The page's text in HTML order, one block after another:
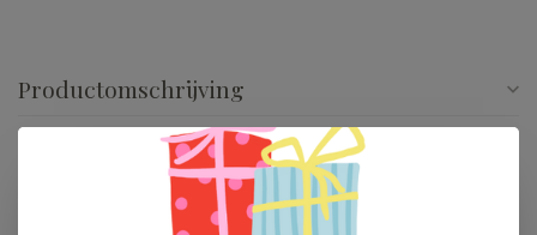
Productomschrijving